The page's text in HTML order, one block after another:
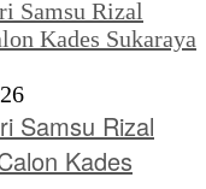
Samsu Rizal
Kades